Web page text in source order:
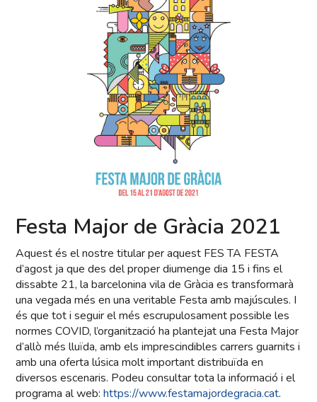
Festa Major de Gràcia 2021
Aquest és el nostre titular per aquest FES TA FESTA
d’agost ja que des del proper diumenge dia 15 i fins el
dissabte 21, la barcelonina vila de Gràcia es transformarà
una vegada més en una veritable Festa amb majúscules. I
és que tot i seguir el més escrupulosament possible les
normes COVID, l’organització ha plantejat una Festa Major
d’allò més lluïda, amb els imprescindibles carrers guarnits i
amb una oferta lúsica molt important distribuïda en
diversos escenaris. Podeu consultar tota la informació i el
programa al web:https://www.festamajordegracia.cat.